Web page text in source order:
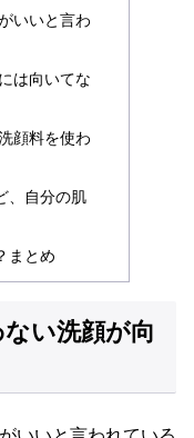
いいと言わ
は向いてな
顔料を使わ
、自分の肌
まとめ
い洗顔が向